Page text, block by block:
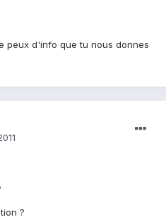
peux d'info que tu nous donnes
?